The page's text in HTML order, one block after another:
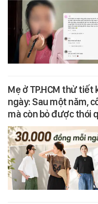
Mẹ ở TP.HCM thử
ngày: Sau một năm,
mà còn bỏ được thói